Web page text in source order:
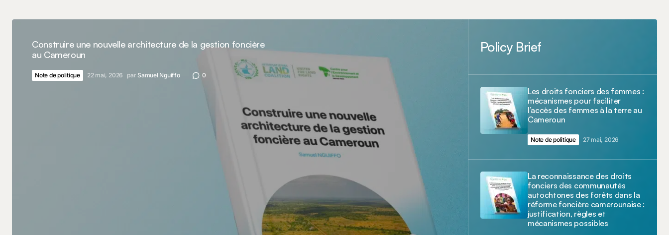
Construire une nouvelle architecture de la gestion foncière
au Cameroun
Note de politique 22 mai, 2026 par Samuel Nguiffo 0
Policy Brief
Les droits fonciers des femmes :
mécanismes pour faciliter
l’accès des femmes à la terre au
Cameroun
Note de politique 27 mai, 2026
La reconnaissance des droits
fonciers des communautés
autochtones des forêts dans la
réforme foncière camerounaise :
justification, règles et
mécanismes possibles